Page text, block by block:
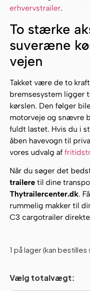
erhvervstrailer.
To stærke
suveræne
vejen
Takket være de to
bremsesystem ligger
kørslen. Den følger
motorveje og snævre
fuldt lastet. Hvis du i
åben havevogn til
vores udvalg af
Når du søger det
trailere til dine
Thytrailercenter.dk.
rummelig makker til
C3 cargotrailer
1 på lager (kan
Vælg totalvægt: